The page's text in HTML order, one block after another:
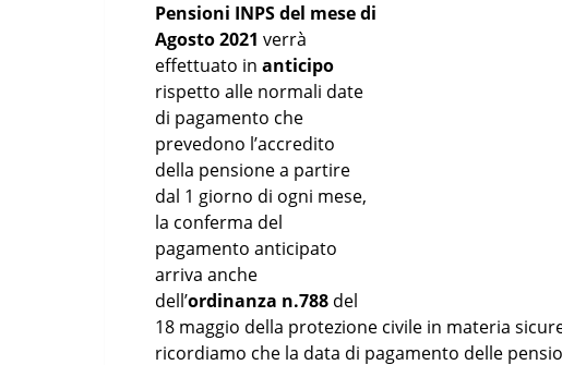
Pensioni INPS del mese di
Agosto 2021 verrà
effettuato in anticipo
rispetto alle normali date
di pagamento che
prevedono l’accredito
della pensione a partire
dal 1 giorno di ogni mese,
la conferma del
pagamento anticipato
arriva anche
dell’ordinanza n.788 del
18 maggio della protezione civile in materia
ricordiamo che la data di pagamento delle